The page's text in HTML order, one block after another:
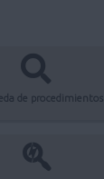
de procedimientos